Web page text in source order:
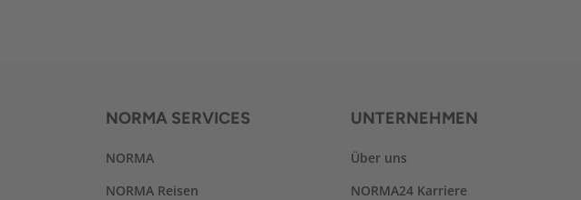
NORMA SERVICES
NORMA
NORMA Reisen
UNTERNEHMEN
Über uns
NORMA24 Karriere